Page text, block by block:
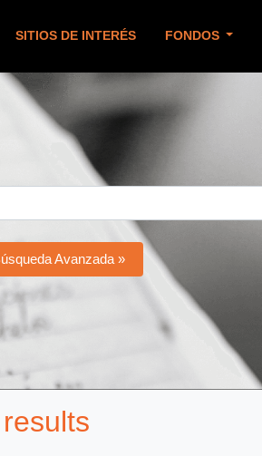
SITIOS DE INTERÉS FONDOS
Avanzada »